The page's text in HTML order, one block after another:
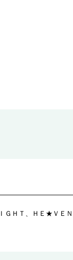
ＧＨＴ、ＨＥ★ＶＥＮ